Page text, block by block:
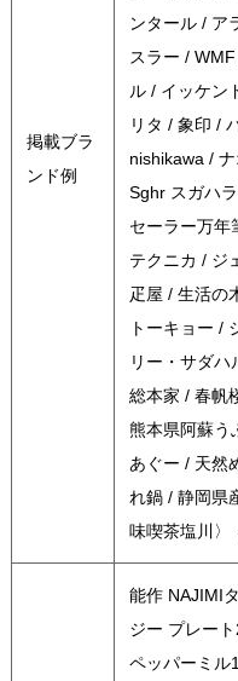
掲載ブラ
ンド例
ンタール / ア
スラー /
ル / イッケン
リタ / 象印 /
nishikawa /
Sghr スガハ
セーラー万年
テクニカ / ジ
疋屋 / 生活の
トーキョー /
リー・サダ
総本家 / 春帆
熊本県阿蘇う
あぐー / 天然
れ鍋 / 静岡県
味喫茶塩川〉
能作 NAJIMI
ジー プレー
ペッパーミル